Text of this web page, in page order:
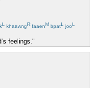
L khaawngR faaenM bpatL jooL
feelings."